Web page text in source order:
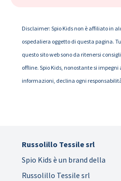
Disclaimer: Spio Kids non è affiliato in
ospedaliera oggetto di questa pagina.
questo sito web sono da ritenersi
offline. Spio Kids, nonostante si
informazioni, declina ogni
Russolillo Tessile srl
Spio Kids è un brand della
Russolillo Tessile srl